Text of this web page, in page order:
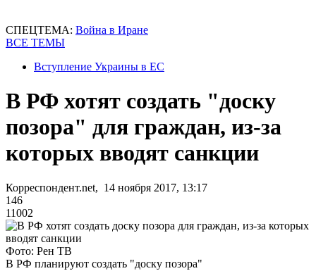
СПЕЦТЕМА: Война в Иране
ВСЕ ТЕМЫ
Вступление Украины в ЕС
В РФ хотят создать "доску
позора" для граждан, из-за
которых вводят санкции
Корреспондент.net, 14 ноября 2017, 13:17
146
11002
Фото: Рен ТВ
В РФ планируют создать "доску позора"